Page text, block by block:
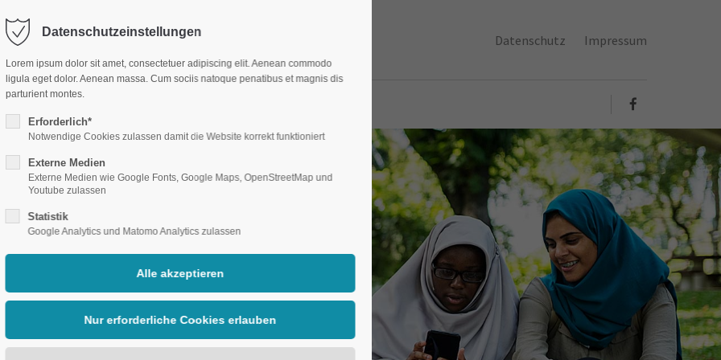
dolor sit amet:
/ 365days
support for our customers
8:00am - 5:00pm
(GMT +1)
San Francisco, CA 94102
Have any questions?
Drop us a line
info@yourdomain.com
About us
Aenean commodo ligula eget dolor.
Aenean massa. Cum sociis natoque
penatibus et magnis dis parturient
montes, nascetur ridiculus mus.
Donec quam felis, ultricies nec.
Datenschutz Impressum
Datenschutzeinstellungen
Lorem ipsum dolor sit amet, consectetuer adipiscing elit. Aenean commodo
ligula eget dolor. Aenean massa. Cum sociis natoque penatibus et magnis dis
parturient montes.
Erforderlich*
Notwendige Cookies zulassen damit die Website korrekt funktioniert
Externe Medien
Externe Medien wie Google Fonts, Google Maps, OpenStreetMap und
Youtube zulassen
Statistik
Google Analytics und Matomo Analytics zulassen